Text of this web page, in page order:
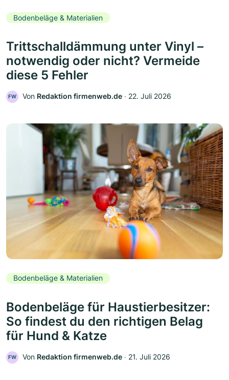
Bodenbeläge & Materialien
Trittschalldämmung unter Vinyl –
notwendig oder nicht? Vermeide
diese 5 Fehler
FW Von Redaktion firmenweb.de ‧ 22. Juli 2026
Bodenbeläge & Materialien
Bodenbeläge für Haustierbesitzer:
So findest du den richtigen Belag
für Hund & Katze
FW Von Redaktion firmenweb.de ‧ 21. Juli 2026